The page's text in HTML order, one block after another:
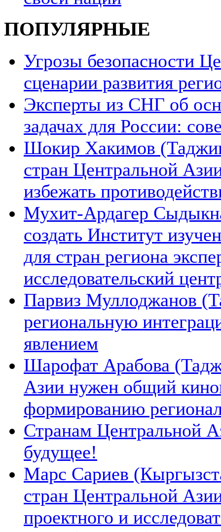
ПОПУЛЯРНЫЕ
Угрозы безопасности
сценарии развития
Эксперты из СНГ об
задачах для России:
Шокир Хакимов
стран Центральной
избежать
Мухит-Ардагер
создать Институт
для стран региона
исследовательский
Парвиз Муллоджанов
региональную
явлением
Шарофат Арабова
Азии нужен общий
формированию
Странам Центральной
будущее!
Марс Сариев
стран Центральной
проектного и